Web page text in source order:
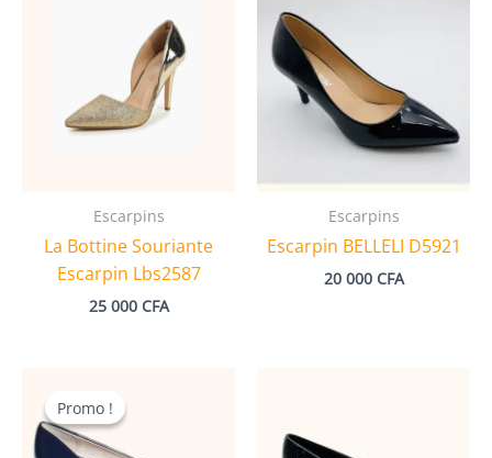
Escarpins
La Bottine Souriante
Escarpin Lbs2587
25 000 CFA
Escarpins
Escarpin BELLELI D5921
20 000 CFA
Promo !
Promo !